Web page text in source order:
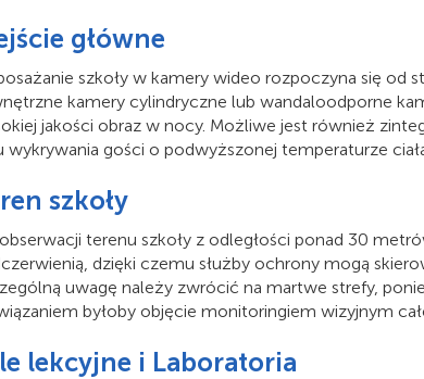
główne
szkoły w kamery wideo rozpoczyna się od
kamery cylindryczne lub wandaloodporne
jakości obraz w nocy. Możliwe jest również
wykrywania gości o podwyższonej temperaturze
szkoły
terenu szkoły z odległości ponad 30
dzięki czemu służby ochrony mogą
uwagę należy zwrócić na martwe strefy,
byłoby objęcie monitoringiem wizyjnym
lekcyjne i Laboratoria